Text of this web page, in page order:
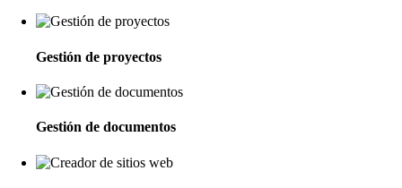
Gestión de proyectos
Gestión de documentos